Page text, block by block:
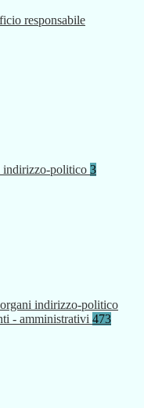
responsabile
indirizzo-politico 3
indirizzo-politico
- amministrativi 473